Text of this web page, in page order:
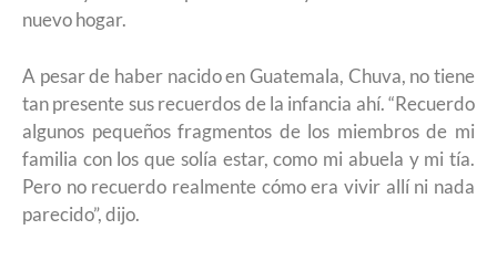
nuevo hogar.
A pesar de haber nacido en Guatemala, Chuva, no tiene
tan presente sus recuerdos de la infancia ahí. “Recuerdo
algunos pequeños fragmentos de los miembros de mi
familia con los que solía estar, como mi abuela y mi tía.
Pero no recuerdo realmente cómo era vivir allí ni nada
parecido”, dijo.